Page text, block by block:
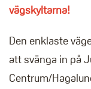
vägskyltarna!
Den enklaste
att svänga in på
Centrum/